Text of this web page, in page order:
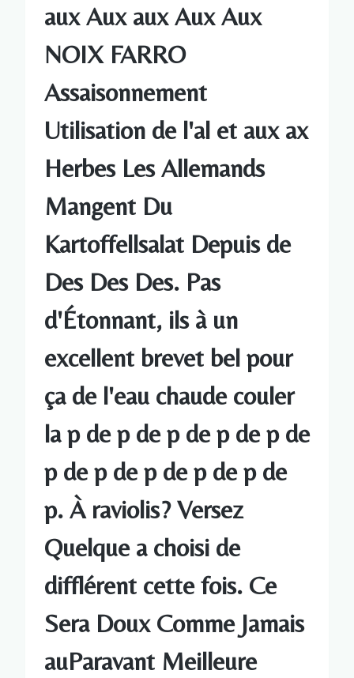
aux Aux aux Aux Aux
NOIX FARRO
Assaisonnement
Utilisation de l'al et aux ax
Herbes Les Allemands
Mangent Du
Kartoffellsalat Depuis de
Des Des Des. Pas
d'Étonnant, ils à un
excellent brevet bel pour
ça de l'eau chaude couler
la p de p de p de p de p de
p de p de p de p de p de
p. À raviolis? Versez
Quelque a choisi de
difflérent cette fois. Ce
Sera Doux Comme Jamais
auParavant Meilleure